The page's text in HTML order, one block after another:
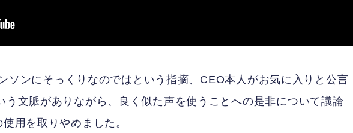
ソンにそっくりなのではという指摘、CEO本人がお気に入りと公言
う文脈がありながら、良く似た声を使うことへの是非について議論
用を取りやめました。